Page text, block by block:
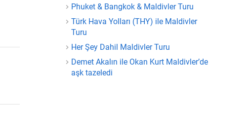
Phuket & Bangkok & Maldivler Turu
Türk Hava Yolları (THY) ile Maldivler
Turu
Her Şey Dahil Maldivler Turu
Demet Akalın ile Okan Kurt Maldivler’de
aşk tazeledi